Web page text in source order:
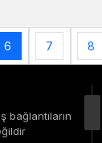
6 7 8
bağlantıların